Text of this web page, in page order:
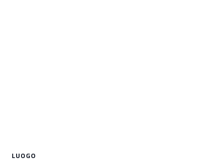
LUOGO